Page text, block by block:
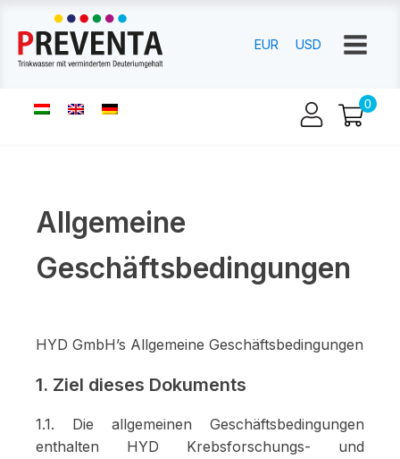
EUR USD
Allgemeine
Geschäftsbedingungen
HYD GmbH’s Allgemeine Geschäftsbedingungen
1. Ziel dieses Dokuments
1.1. Die allgemeinen Geschäftsbedingungen
enthalten HYD Krebsforschungs- und